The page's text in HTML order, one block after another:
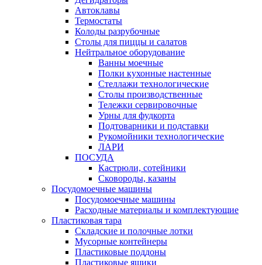
Автоклавы
Термостаты
Колоды разрубочные
Столы для пиццы и салатов
Нейтральное оборудование
Ванны моечные
Полки кухонные настенные
Стеллажи технологические
Столы производственные
Тележки сервировочные
Урны для фудкорта
Подтоварники и подставки
Рукомойники технологические
ЛАРИ
ПОСУДА
Кастрюли, сотейники
Сковороды, казаны
Посудомоечные машины
Посудомоечные машины
Расходные материалы и комплектующие
Пластиковая тара
Складские и полочные лотки
Мусорные контейнеры
Пластиковые поддоны
Пластиковые ящики